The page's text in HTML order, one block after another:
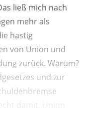
ließ mich nach
mehr als
hastig
von Union und
zurück. Warum?
und zur
damit, Union